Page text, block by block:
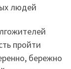
людей
пройти
бережно